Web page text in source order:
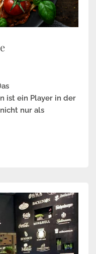
ist ein Player in der
nur als